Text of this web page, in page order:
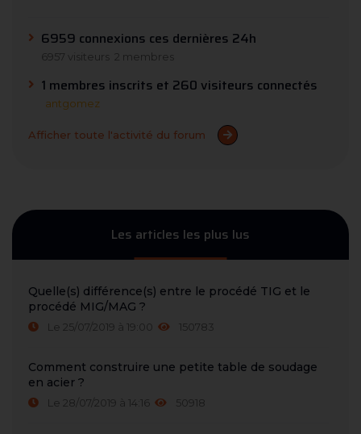
6959 connexions ces dernières 24h
6957 visiteurs 2 membres
1 membres inscrits et 260 visiteurs connectés
antgomez
Afficher toute l'activité du forum
Les articles les plus lus
Quelle(s) différence(s) entre le procédé TIG et le
procédé MIG/MAG ?
Le 25/07/2019 à 19:00 150783
Comment construire une petite table de soudage
en acier ?
Le 28/07/2019 à 14:16 50918